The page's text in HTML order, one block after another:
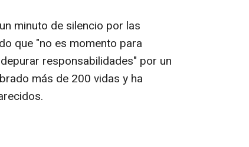
minuto de silencio por las
que "no es momento para
responsabilidades" por un
más de 200 vidas y ha